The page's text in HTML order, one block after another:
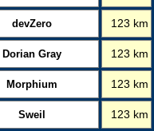
devZero 123 km
Dorian Gray 123 km
Morphium 123 km
Sweil 123 km